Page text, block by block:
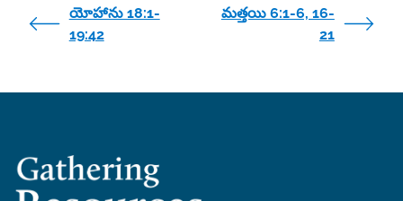
యోహాను 18:1-
19:42
మత్తయి 6:1-6, 16-
21